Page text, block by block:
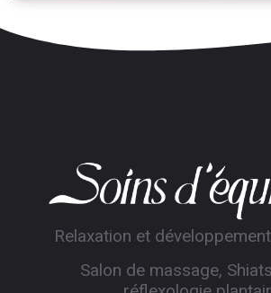
Relaxation et
Salon de massage,